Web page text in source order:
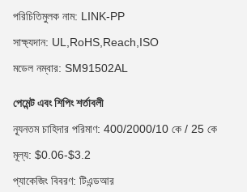
পরিচিতিমুলক নাম: LINK-PP
সাক্ষ্যদান: UL,RoHS,Reach,ISO
মডেল নম্বার: SM91502AL
পেমেন্ট এবং শিপিং শর্তাবলী
ন্যূনতম চাহিদার পরিমাণ: 400/2000/10 কে / 25 কে
মূল্য: $0.06-$3.2
প্যাকেজিং বিবরণ: টিএন্ডআর